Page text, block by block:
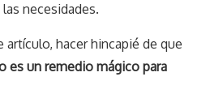
necesidades.
hacer hincapié de que
es un remedio mágico para